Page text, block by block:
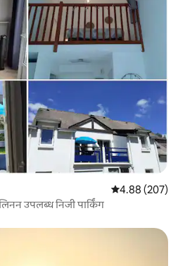
औसत रेटिंग 5 में से
4.88 (207)
उपलब्ध निजी पार्किंग